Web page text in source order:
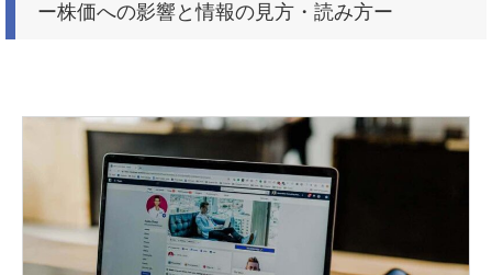
ー株価への影響と情報の見方・読み方ー